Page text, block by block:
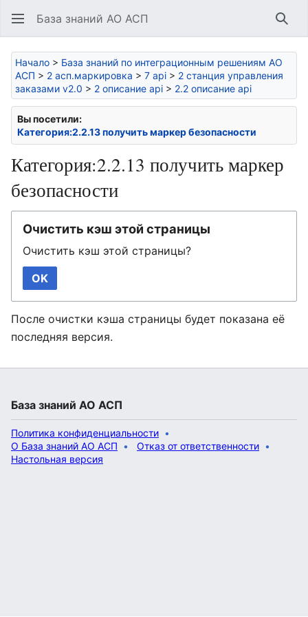
База знаний АО АСП
Начало > База знаний по интеграционным решениям АО
АСП > 2 асп.маркировка > 7 api > 2 станция управления
заказами v2.0 > 2 описание api > 2.2 описание api
Вы посетили:
Категория:2.2.13 получить маркер безопасности
Категория:2.2.13 получить маркер
безопасности
Очистить кэш этой страницы
Очистить кэш этой страницы?
OK
После очистки кэша страницы будет показана её
последняя версия.
База знаний АО АСП
Политика конфиденциальности
О База знаний АО АСП
Отказ от ответственности
Настольная версия